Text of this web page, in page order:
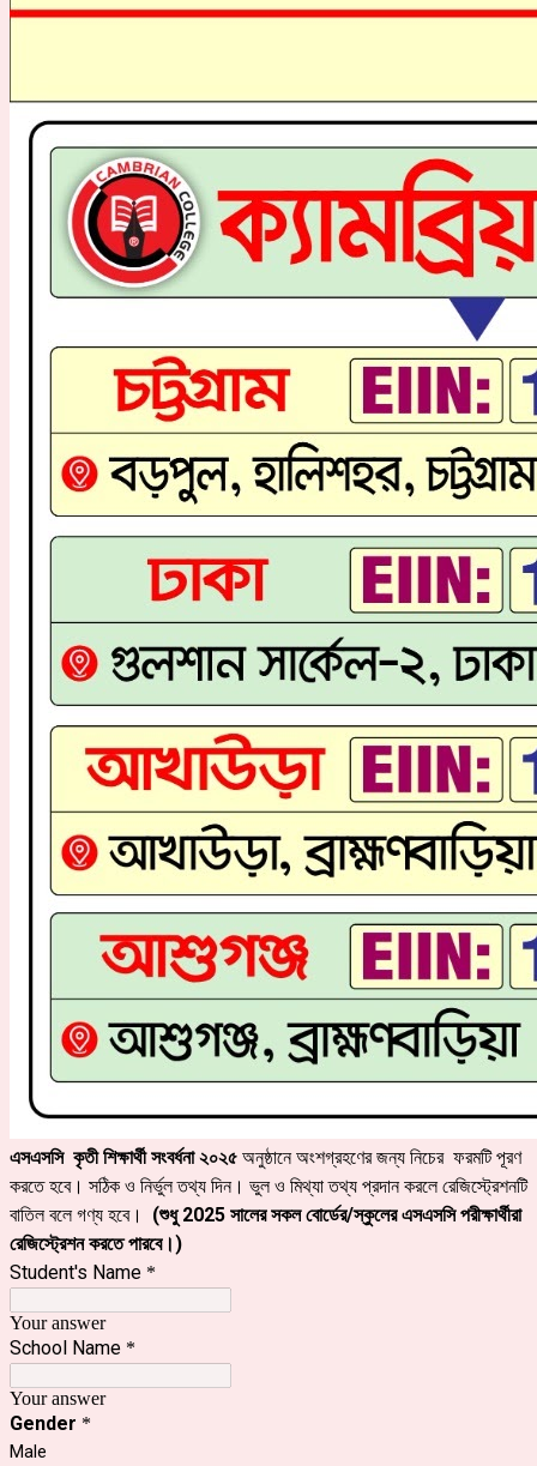
এসএসসি কৃতী শিক্ষার্থী সংবর্ধনা ২০২৫ অনুষ্ঠানে অংশগ্রহণের জন্য নিচের ফরমটি পূরণ
করতে হবে। সঠিক ও নির্ভুল তথ্য দিন। ভুল ও মিথ্যা তথ্য প্রদান করলে রেজিস্ট্রেশনটি
বাতিল বলে গণ্য হবে। (শুধু 2025 সালের সকল বোর্ডের/স্কুলের এসএসসি পরীক্ষার্থীরা
রেজিস্ট্রেশন করতে পারবে।)
Student's Name *
Your answer
School Name *
Your answer
Gender *
Male